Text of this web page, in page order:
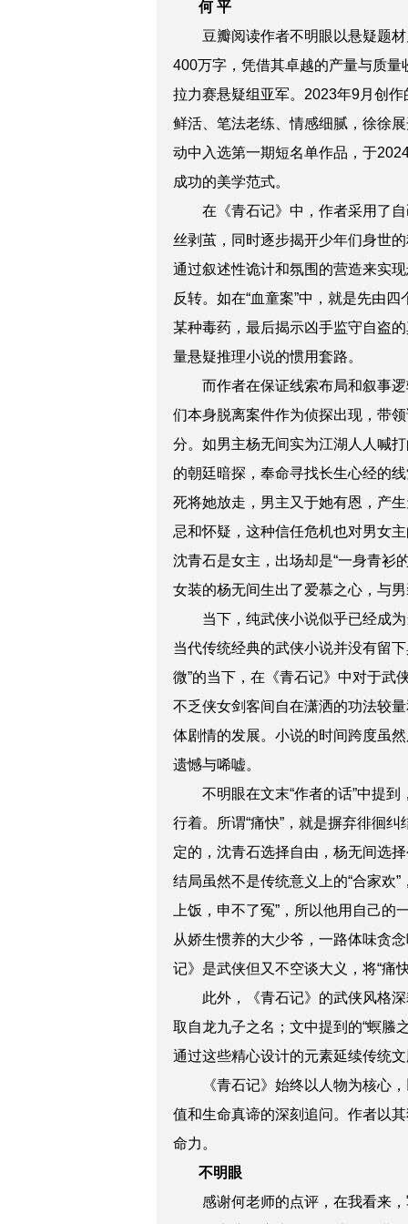
何 平
豆瓣阅读作者不明眼以悬疑题
400万字，凭借其卓越的产量与质量
拉力赛悬疑组亚军。2023年9月创
鲜活、笔法老练、情感细腻，徐徐
动中入选第一期短名单作品，于
成功的美学范式。
在《青石记》中，作者采用了
丝剥茧，同时逐步揭开少年们身世
通过叙述性诡计和氛围的营造来实
反转。如在“血童案”中，就是先由
某种毒药，最后揭示凶手监守自盗
量悬疑推理小说的惯用套路。
而作者在保证线索布局和叙事
们本身脱离案件作为侦探出现，带
分。如男主杨无间实为江湖人人喊
的朝廷暗探，奉命寻找长生心经的
死将她放走，男主又于她有恩，产
忌和怀疑，这种信任危机也对男女
沈青石是女主，出场却是“一身青衫
女装的杨无间生出了爱慕之心，与
当下，纯武侠小说似乎已经成
当代传统经典的武侠小说并没有留
微”的当下，在《青石记》中对于武
不乏侠女剑客间自在潇洒的功法较
体剧情的发展。小说的时间跨度虽
遗憾与唏嘘。
不明眼在文末“作者的话”中提
行着。所谓“痛快”，就是摒弃徘徊
定的，沈青石选择自由，杨无间选
结局虽然不是传统意义上的“合家欢
上饭，申不了冤”，所以他用自己
从娇生惯养的大少爷，一路体味贪
记》是武侠但又不空谈大义，将“痛
此外，《青石记》的武侠风格深
取自龙九子之名；文中提到的“螟螣
通过这些精心设计的元素延续传统
《青石记》始终以人物为核心
值和生命真谛的深刻追问。作者以
命力。
不明眼
感谢何老师的点评，在我看来